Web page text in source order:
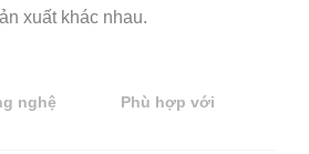
xuất khác nhau.
nghệ Phù hợp với